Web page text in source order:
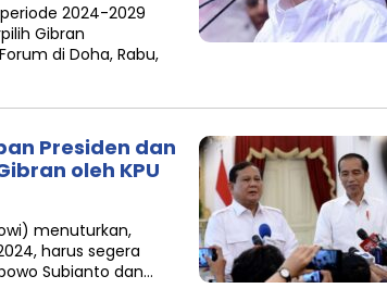
periode 2024-2029
Gibran
di Doha, Rabu,
Presiden dan
oleh KPU
menuturkan,
harus segera
Subianto dan…